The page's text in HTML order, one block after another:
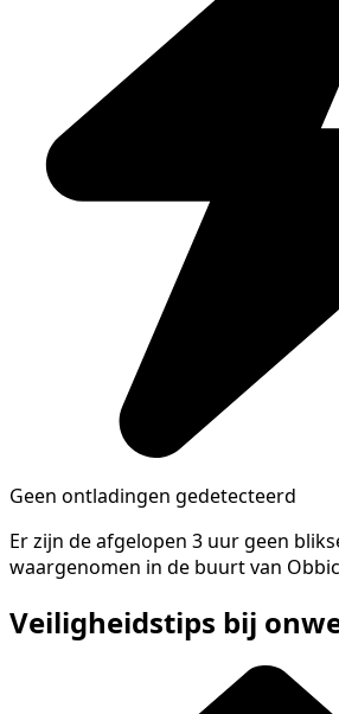
Geen ontladingen gedetecteerd
Er zijn de afgelopen 3 uur geen
waargenomen in de buurt van
Veiligheidstips bij